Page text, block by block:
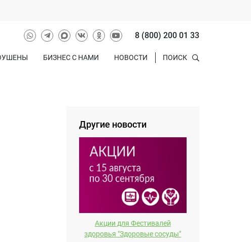
8 (800) 200 01 33
БИЗНЕС С НАМИ НОВОСТИ ПОИСК
Другие новости
Акции для Фестивалей
здоровья "Здоровые сосуды"